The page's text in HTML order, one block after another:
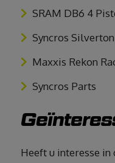
SRAM DB6 4
Syncros
Maxxis Rekon
Syncros Parts
Heeft u interesse